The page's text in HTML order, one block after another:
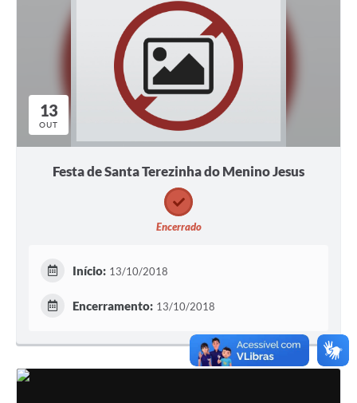
13
OUT
Festa de Santa Terezinha do Menino Jesus
Encerrado
Início: 13/10/2018
Encerramento: 13/10/2018